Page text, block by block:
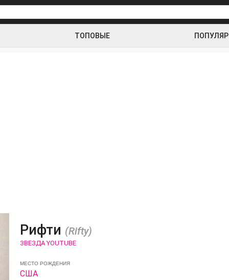
ТОПОВЫЕ
Рифти (Rifty)
ЗВЕЗДА YOUTUBE
МЕСТО РОЖДЕНИЯ
США